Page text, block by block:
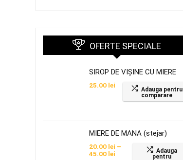
OFERTE SPECIALE
SIROP DE VIȘINE CU MIERE
25.00 lei
Adauga pentru
comparare
MIERE DE MANA (stejar)
20.00 lei –
45.00 lei
Adauga
pentru